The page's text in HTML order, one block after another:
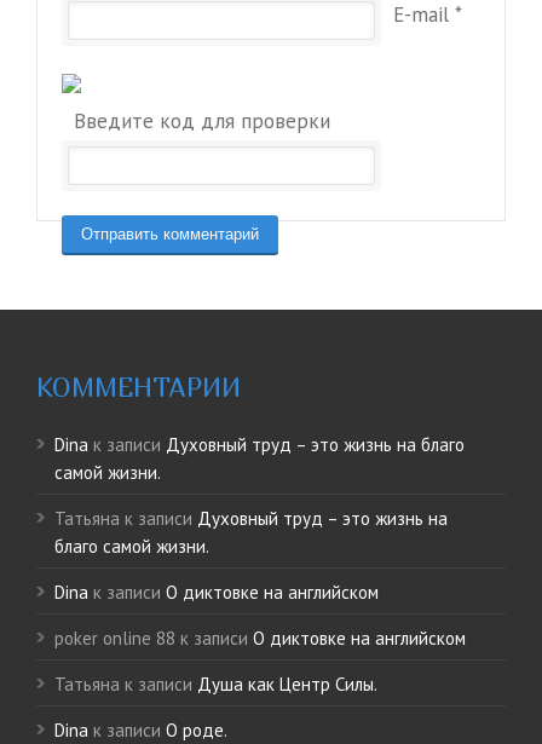
E-mail *
Введите код для проверки
КОММЕНТАРИИ
Dina к записи Духовный труд – это жизнь на благо
самой жизни.
Татьяна к записи Духовный труд – это жизнь на
благо самой жизни.
Dina к записи О диктовке на английском
poker online 88 к записи О диктовке на английском
Татьяна к записи Душа как Центр Силы.
Dina к записи О роде.